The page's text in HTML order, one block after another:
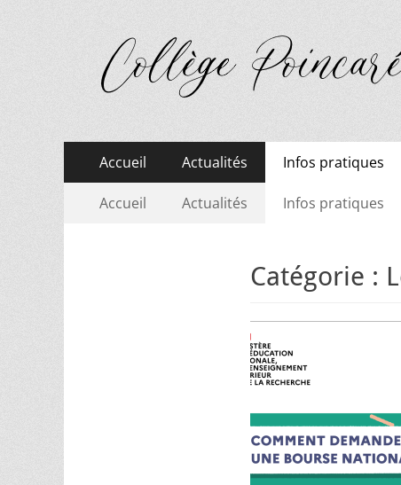
Menu
principal
contenu
Accueil Actualités Infos pratiques
Menu
Accueil Actualités Infos pratiques
Catégorie :